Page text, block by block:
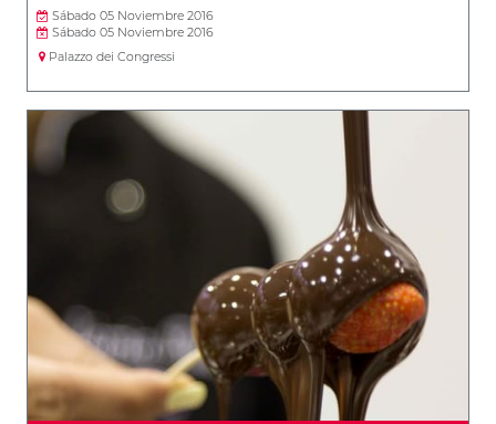
Sábado 05 Noviembre 2016
Sábado 05 Noviembre 2016
Palazzo dei Congressi